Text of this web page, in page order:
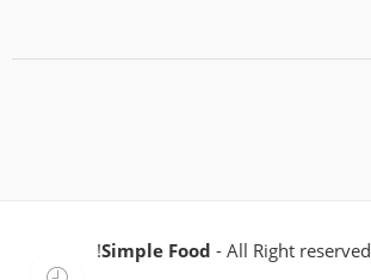
Simple Food - All Right reserved!